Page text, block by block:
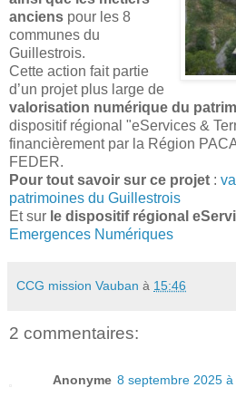
anciens pour les 8
communes du
Guillestrois.
Cette action fait partie
d’un projet plus large de
valorisation numérique du
dispositif régional "eServices &
financièrement par la Région
FEDER.
Pour tout savoir sur ce projet :
patrimoines du Guillestrois
Et sur le dispositif régional
Emergences Numériques
CCG mission Vauban à 15:46
2 commentaires:
Anonyme 8 septembre 2025 à